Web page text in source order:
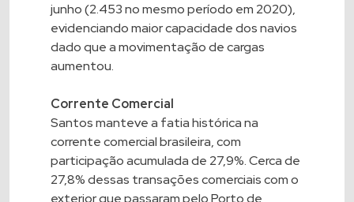
junho (2.453 no mesmo período em 2020),
evidenciando maior capacidade dos navios
dado que a movimentação de cargas
aumentou.
Corrente Comercial
Santos manteve a fatia histórica na
corrente comercial brasileira, com
participação acumulada de 27,9%. Cerca de
27,8% dessas transações comerciais com o